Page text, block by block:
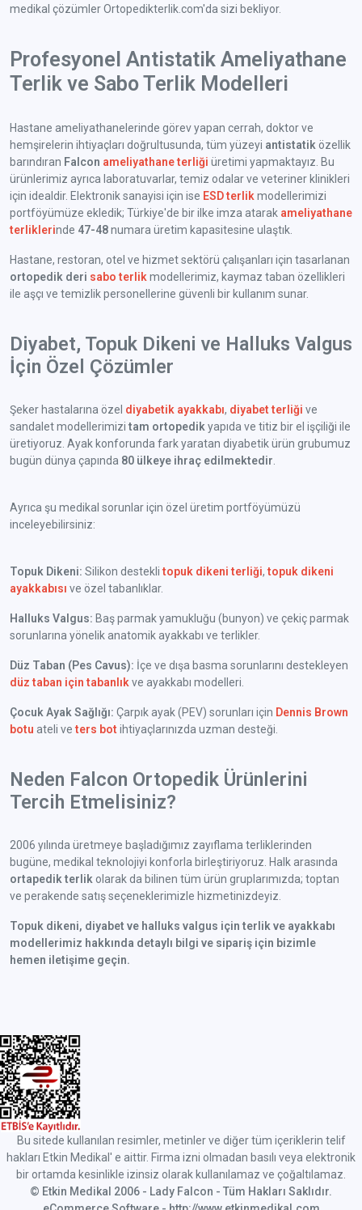
medikal çözümler Ortopedikterlik.com'da sizi bekliyor.
Profesyonel Antistatik Ameliyathane
Terlik ve Sabo Terlik Modelleri
Hastane ameliyathanelerinde görev yapan cerrah, doktor ve
hemşirelerin ihtiyaçları doğrultusunda, tüm yüzeyi antistatik özellik
barındıran Falcon ameliyathane terliği üretimi yapmaktayız. Bu
ürünlerimiz ayrıca laboratuvarlar, temiz odalar ve veteriner klinikleri
için idealdir. Elektronik sanayisi için ise ESD terlik modellerimizi
portföyümüze ekledik; Türkiye'de bir ilke imza atarak ameliyathane
terliklerinde 47-48numara üretim kapasitesine ulaştık.
Hastane, restoran, otel ve hizmet sektörü çalışanları için tasarlanan
ortopedik deri sabo terlik modellerimiz, kaymaz taban özellikleri
ile aşçı ve temizlik personellerine güvenli bir kullanım sunar.
Diyabet, Topuk Dikeni ve Halluks Valgus
İçin Özel Çözümler
Şeker hastalarına özel diyabetik ayakkabı, diyabet terliği ve
sandalet modellerimizi tam ortopedik yapıda ve titiz bir el işçiliği ile
üretiyoruz. Ayak konforunda fark yaratan diyabetik ürün grubumuz
bugün dünya çapında 80 ülkeye ihraç edilmektedir
Ayrıca şu medikal sorunlar için özel üretim portföyümüzü
inceleyebilirsiniz:
Topuk Dikeni: Silikon desteklitopuk dikeni terliği,topuk dikeni
ayakkabısı ve özel tabanlıklar.
Halluks Valgus: Baş parmak yamukluğu (bunyon) ve çekiç parmak
sorunlarına yönelik anatomik ayakkabı ve terlikler.
Düz Taban (Pes Cavus): İçe ve dışa basma sorunlarını destekleyen
düz taban için tabanlık ve ayakkabı modelleri.
Çocuk Ayak Sağlığı: Çarpık ayak (PEV) sorunları için Dennis Brown
botu ateli veters bot ihtiyaçlarınızda uzman desteği.
Neden Falcon Ortopedik Ürünlerini
Tercih Etmelisiniz?
2006 yılında üretmeye başladığımız zayıflama terliklerinden
bugüne, medikal teknolojiyi konforla birleştiriyoruz. Halk arasında
ortapedik terlik olarak da bilinen tüm ürün gruplarımızda; toptan
ve perakende satış seçeneklerimizle hizmetinizdeyiz.
Topuk dikeni, diyabet ve halluks valgus için terlik ve ayakkabı
modellerimiz hakkında detaylı bilgi ve sipariş için bizimle
hemen iletişime geçin.
Bu sitede kullanılan resimler, metinler ve diğer tüm içeriklerin telif
hakları Etkin Medikal' e aittir. Firma izni olmadan basılı veya elektronik
bir ortamda kesinlikle izinsiz olarak kullanılamaz ve çoğaltılamaz.
© Etkin Medikal 2006 - Lady Falcon - Tüm Hakları Saklıdır.